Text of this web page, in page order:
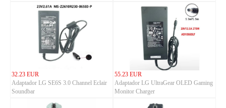
32.23 EUR
Adaptador LG SE6S 3.0 Channel Eclair
Soundbar
55.23 EUR
Adaptador LG UltraGear OLED Gaming
Monitor Charger